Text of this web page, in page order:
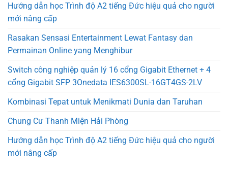
Hướng dẫn học Trình độ A2 tiếng Đức hiệu quả cho người
mới nâng cấp
Rasakan Sensasi Entertainment Lewat Fantasy dan
Permainan Online yang Menghibur
Switch công nghiệp quản lý 16 cổng Gigabit Ethernet + 4
cổng Gigabit SFP 3Onedata IES6300SL-16GT4GS-2LV
Kombinasi Tepat untuk Menikmati Dunia dan Taruhan
Chung Cư Thanh Miện Hải Phòng
Hướng dẫn học Trình độ A2 tiếng Đức hiệu quả cho người
mới nâng cấp